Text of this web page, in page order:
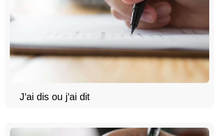
J’ai dis ou j’ai dit